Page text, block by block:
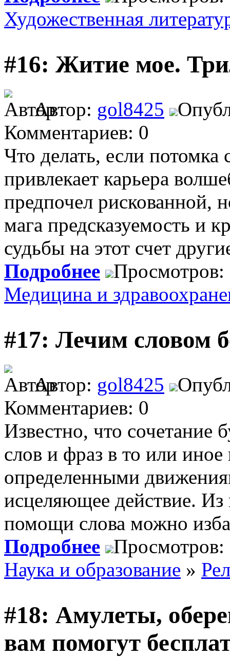
Художественная
#16: Житие мое.
Автор: gol8425
Комментариев: 0
Что делать, если потомка
привлекает карьера
предпочел рискованной,
мага предсказуемость и
судьбы на этот счет
Подробнее
Просмотров:
Медицина и
#17: Лечим словом
Автор: gol8425
Комментариев: 0
Известно, что сочетание
слов и фраз в то или
определенными
исцеляющее действие. Из
помощи слова можно
Подробнее
Просмотров:
Наука и образование »
#18: Амулеты,
вам помогут